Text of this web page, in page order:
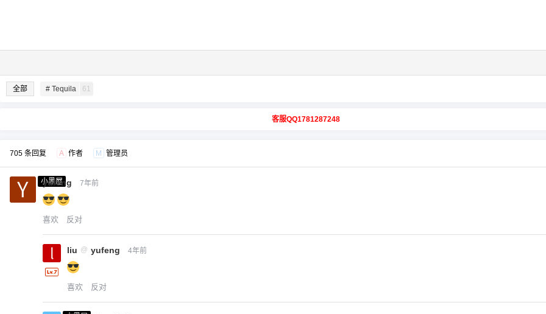
全部 # Tequila 61
客服QQ1781287248
705 条回复 A 作者 M 管理员
小黑屋
yufeng 7年前
喜欢 反对
liu @ yufeng 4年前
喜欢 反对